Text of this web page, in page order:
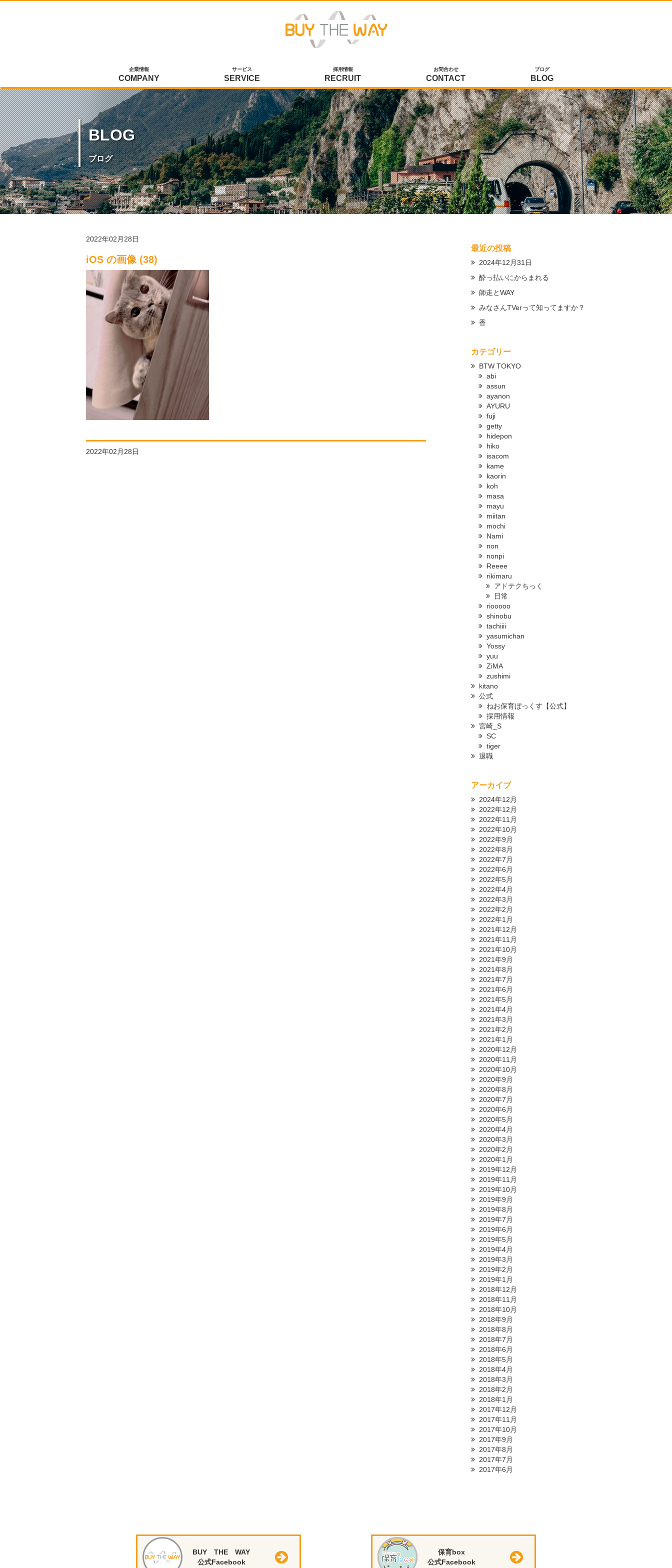
企業情報
COMPANY
サービス
SERVICE
採用情報
RECRUIT
お問合わせ
CONTACT
ブログ
BLOG
BLOG
ブログ
2022年02月28日
iOS の画像 (38)
2022年02月28日
最近の投稿
2024年12月31日
酔っ払いにからまれる
師走とWAY
みなさんTVerって知ってますか？
香
カテゴリー
BTW TOKYO
abi
assun
ayanon
AYURU
fuji
getty
hidepon
hiko
isacom
kame
kaorin
koh
masa
mayu
miitan
mochi
Nami
non
nonpi
Reeee
rikimaru
アドテクちっく
日常
riooooo
shinobu
tachiiii
yasumichan
Yossy
yuu
ZiMA
zushimi
kitano
公式
ねお保育ぼっくす【公式】
採用情報
宮崎_S
SC
tiger
退職
アーカイブ
2024年12月
2022年12月
2022年11月
2022年10月
2022年9月
2022年8月
2022年7月
2022年6月
2022年5月
2022年4月
2022年3月
2022年2月
2022年1月
2021年12月
2021年11月
2021年10月
2021年9月
2021年8月
2021年7月
2021年6月
2021年5月
2021年4月
2021年3月
2021年2月
2021年1月
2020年12月
2020年11月
2020年10月
2020年9月
2020年8月
2020年7月
2020年6月
2020年5月
2020年4月
2020年3月
2020年2月
2020年1月
2019年12月
2019年11月
2019年10月
2019年9月
2019年8月
2019年7月
2019年6月
2019年5月
2019年4月
2019年3月
2019年2月
2019年1月
2018年12月
2018年11月
2018年10月
2018年9月
2018年8月
2018年7月
2018年6月
2018年5月
2018年4月
2018年3月
2018年2月
2018年1月
2017年12月
2017年11月
2017年10月
2017年9月
2017年8月
2017年7月
2017年6月
BUY THE WAY
公式Facebook
保育box
公式Facebook